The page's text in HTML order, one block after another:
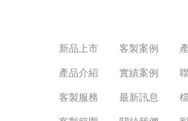
新品上市
產品介紹
客製服務
客製案例
實績案例
最新訊息